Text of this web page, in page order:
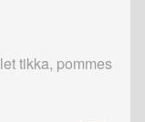
tikka, pommes